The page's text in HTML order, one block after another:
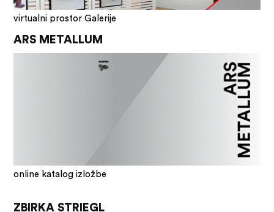
virtualni prostor Galerije
ARS METALLUM
online katalog izložbe
ZBIRKA STRIEGL